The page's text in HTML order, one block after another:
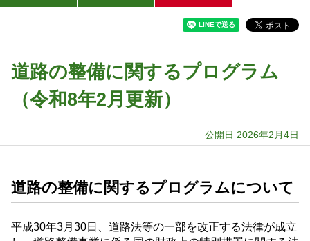
道路の整備に関するプログラム
（令和8年2月更新）
公開日 2026年2月4日
道路の整備に関するプログラムについて
平成30年3月30日、道路法等の一部を改正する法律が成立